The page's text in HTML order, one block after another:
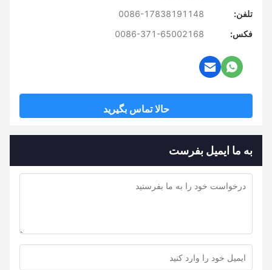
0086-17838191148
فکس:
0086-371-65002168
حالا تماس بگیرید
به ما ایمیل بفرست